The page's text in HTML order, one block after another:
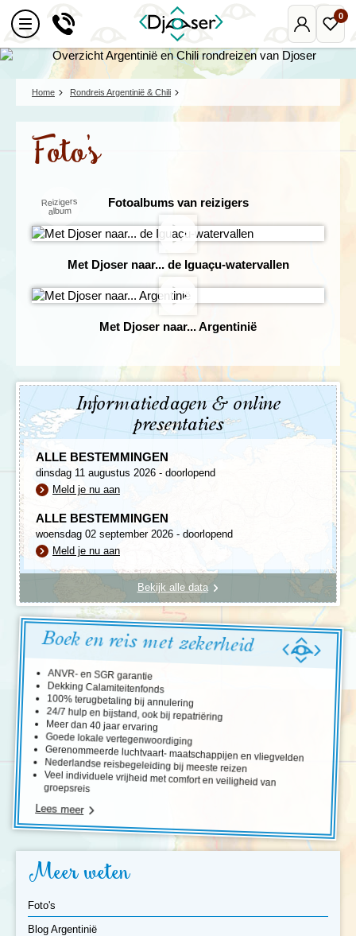
Mijn
Djoser
0
Home Rondreis Argentinië & Chili
Foto's
Reizigers
album
Fotoalbums van reizigers
Met Djoser naar... de Iguaçu-watervallen
Met Djoser naar... Argentinië
Informatiedagen & online
presentaties
ALLE BESTEMMINGEN
dinsdag 11 augustus 2026 - doorlopend
Meld je nu aan
ALLE BESTEMMINGEN
woensdag 02 september 2026 - doorlopend
Meld je nu aan
Bekijk alle data
Boek en reis met zekerheid
ANVR- en SGR garantie
Dekking Calamiteitenfonds
100% terugbetaling bij annulering
24/7 hulp en bijstand, ook bij repatriëring
Meer dan 40 jaar ervaring
Goede lokale vertegenwoordiging
Gerenommeerde luchtvaart- maatschappijen en vliegvelden
Nederlandse reisbegeleiding bij meeste reizen
Veel individuele vrijheid met comfort en veiligheid van
groepsreis
Lees meer
Meer weten
Foto's
Blog Argentinië